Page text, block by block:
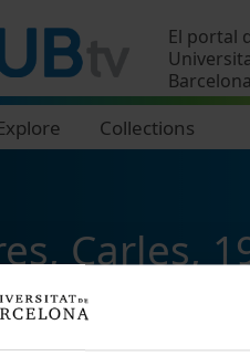
El portal
Barcelona
Collections
Carles,